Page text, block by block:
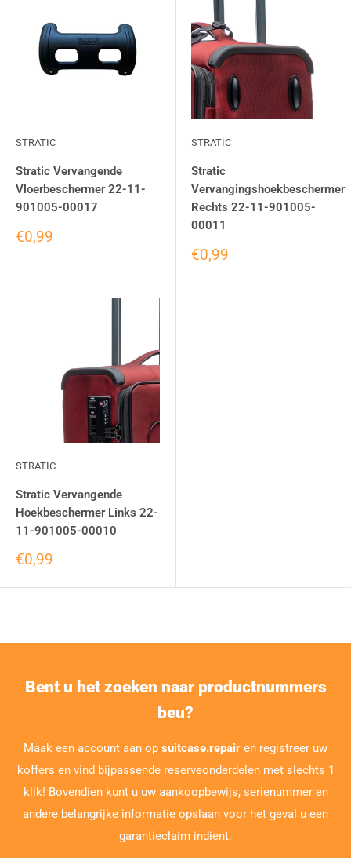
STRATIC
Stratic Vervangende
Vloerbeschermer 22-11-
901005-00017
€0,99
STRATIC
Stratic
Vervangingshoekbeschermer
Rechts 22-11-901005-
00011
€0,99
STRATIC
Stratic Vervangende
Hoekbeschermer Links 22-
11-901005-00010
€0,99
Bent u het zoeken naar productnummers
beu?
Maak een account aan op suitcase.repair en registreer uw
koffers en vind bijpassende reserveonderdelen met slechts 1
klik! Bovendien kunt u uw aankoopbewijs, serienummer en
andere belangrijke informatie opslaan voor het geval u een
garantieclaim indient.